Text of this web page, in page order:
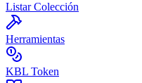
Listar Colección
Herramientas
KBL Token